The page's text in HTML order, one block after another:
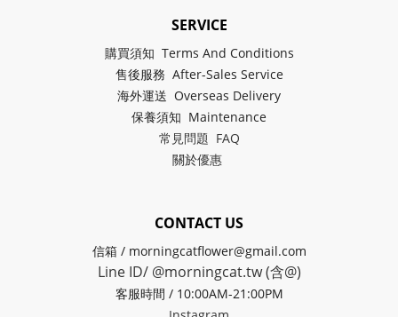
SERVICE
購買須知 Terms And Conditions
售後服務 After-Sales Service
海外運送 Overseas Delivery
保養須知 Maintenance
常見問題 FAQ
關於優惠
CONTACT US
信箱 / morningcatflower@gmail.com
Line ID/ @morningcat.tw (含@)
客服時間 / 10:00AM-21:00PM